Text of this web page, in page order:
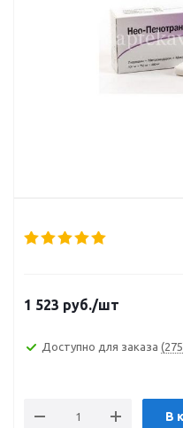
1 523 руб./шт
Доступно для заказа
В